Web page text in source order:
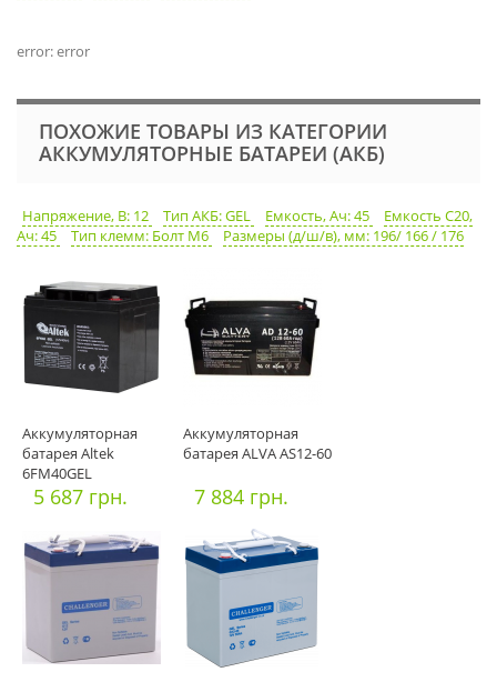
error: error
ПОХОЖИЕ ТОВАРЫ ИЗ КАТЕГОРИИ
АККУМУЛЯТОРНЫЕ БАТАРЕИ (АКБ)
Напряжение, В: 12 Тип АКБ: GEL Емкость, Ач: 45
Емкость С20,
Ач: 45
Тип клемм: Болт М6 Размеры (д/ш/в), мм: 196/ 166 / 176
Аккумуляторная
батарея Altek
6FM40GEL
5 687 грн.
Аккумуляторная
батарея ALVA AS12-60
7 884 грн.